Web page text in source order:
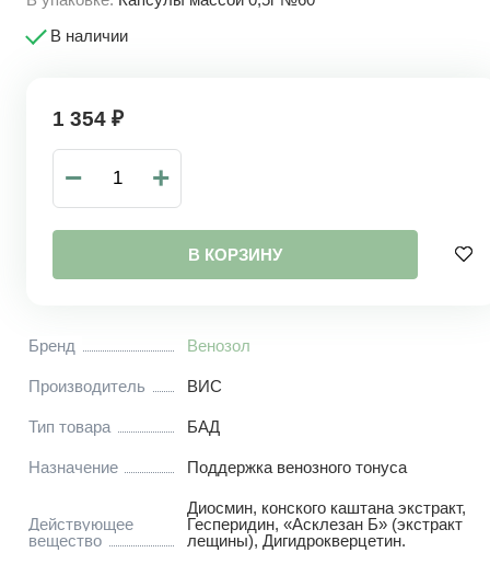
В наличии
1 354 ₽
− +
В КОРЗИНУ
Бренд Венозол
Производитель ВИС
Тип товара БАД
Назначение Поддержка венозного тонуса
Действующее
вещество
Диосмин, конского каштана экстракт,
Гесперидин, «Асклезан Б» (экстракт
лещины), Дигидрокверцетин.